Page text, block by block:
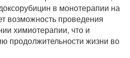
в монотерапии на
возможность проведения
химиотерапии, что и
продолжительности жизни во